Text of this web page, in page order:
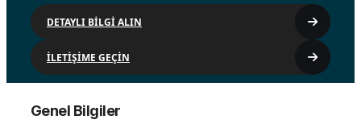
DETAYLI BİLGİ ALIN
İLETİŞİME GEÇİN
Genel Bilgiler